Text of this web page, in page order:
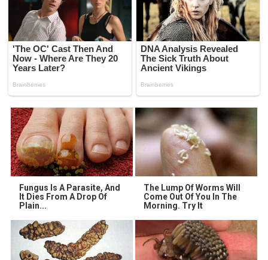
Fungus Is A Parasite, And
It Dies From A Drop Of
Plain...
The Lump Of Worms Will
Come Out Of You In The
Morning. Try It